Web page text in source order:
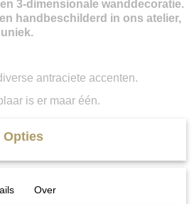
3-dimensionale wanddecoratie.
handbeschilderd in ons atelier,
antraciete accenten.
is er maar één.
de kleuren per beeldscherm
Opties
Over